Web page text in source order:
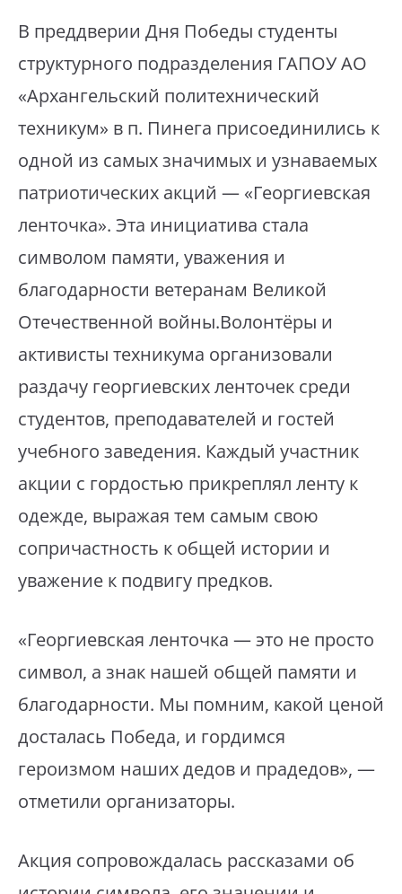
В преддверии Дня Победы студенты
структурного подразделения ГАПОУ АО
«Архангельский политехнический
техникум» в п. Пинега присоединились к
одной из самых значимых и узнаваемых
патриотических акций — «Георгиевская
ленточка». Эта инициатива стала
символом памяти, уважения и
благодарности ветеранам Великой
Отечественной войны.Волонтёры и
активисты техникума организовали
раздачу георгиевских ленточек среди
студентов, преподавателей и гостей
учебного заведения. Каждый участник
акции с гордостью прикреплял ленту к
одежде, выражая тем самым свою
сопричастность к общей истории и
уважение к подвигу предков.
«Георгиевская ленточка — это не просто
символ, а знак нашей общей памяти и
благодарности. Мы помним, какой ценой
досталась Победа, и гордимся
героизмом наших дедов и прадедов», —
отметили организаторы.
Акция сопровождалась рассказами об